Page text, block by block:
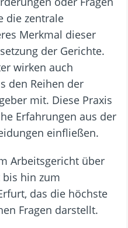
die zentrale
Merkmal dieser
der Gerichte.
wirken auch
den Reihen der
mit. Diese Praxis
Erfahrungen aus der
einfließen.
Arbeitsgericht über
bis hin zum
das die höchste
Fragen darstellt.